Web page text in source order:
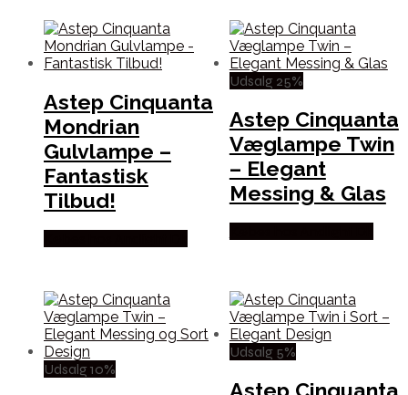
Astep Cinquanta
Mondrian
Gulvlampe –
Fantastisk
Tilbud!
Udsalg 25%
Astep Cinquanta
Væglampe Twin
– Elegant
Messing & Glas
Udsalg 10%
Udsalg 5%